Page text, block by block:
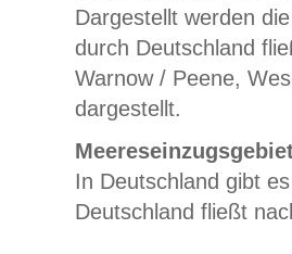
Dargestellt werden
durch Deutschland
Warnow / Peene,
dargestellt.
In Deutschland gibt
Deutschland fließt